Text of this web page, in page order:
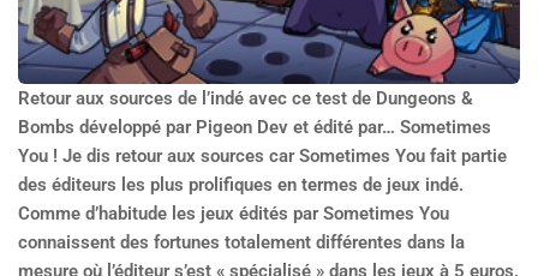
Retour aux sources de l’indé avec ce test de Dungeons &
Bombs développé par Pigeon Dev et édité par… Sometimes
You ! Je dis retour aux sources car Sometimes You fait partie
des éditeurs les plus prolifiques en termes de jeux indé.
Comme d’habitude les jeux édités par Sometimes You
connaissent des fortunes totalement différentes dans la
mesure où l’éditeur s’est « spécialisé » dans les jeux à 5 euros.